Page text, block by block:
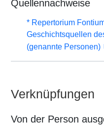
Quellennachweise
* Repertorium
Geschichtsquellen
(genannte Personen)
Verknüpfungen
Von der Person